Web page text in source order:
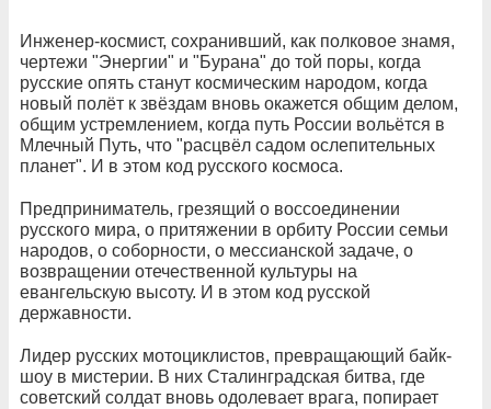
Инженер-космист, сохранивший, как полковое знамя,
чертежи "Энергии" и "Бурана" до той поры, когда
русские опять станут космическим народом, когда
новый полёт к звёздам вновь окажется общим делом,
общим устремлением, когда путь России вольётся в
Млечный Путь, что "расцвёл садом ослепительных
планет". И в этом код русского космоса.
Предприниматель, грезящий о воссоединении
русского мира, о притяжении в орбиту России семьи
народов, о соборности, о мессианской задаче, о
возвращении отечественной культуры на
евангельскую высоту. И в этом код русской
державности.
Лидер русских мотоциклистов, превращающий байк-
шоу в мистерии. В них Сталинградская битва, где
советский солдат вновь одолевает врага, попирает